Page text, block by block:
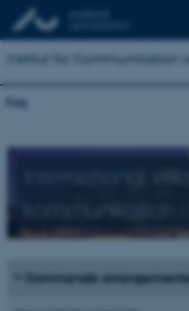
Institut for Kommunikation
Fag
Kommende